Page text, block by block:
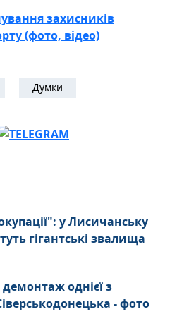
захисників
(фото, відео)
Думки
у Лисичанську
гігантські звалища
однієї з
- фото